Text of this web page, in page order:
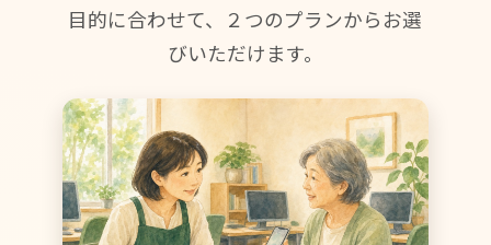
目的に合わせて、２つのプランからお選
びいただけます。